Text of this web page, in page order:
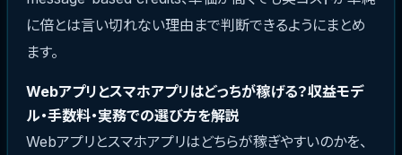
に倍とは言い切れない理由まで判断できるようにまとめ
ます。
Webアプリとスマホアプリはどっちが稼げる？収益モデ
ル・手数料・実務での選び方を解説
Webアプリとスマホアプリはどちらが稼ぎやすいのかを、